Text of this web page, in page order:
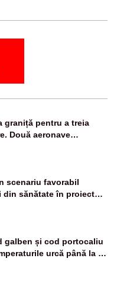
graniță pentru a treia
Două aeronave
au fost ridicate de la
scenariu favorabil
din sănătate în proiectul
galben și cod portocaliu
urcă până la 38
devin tropicale